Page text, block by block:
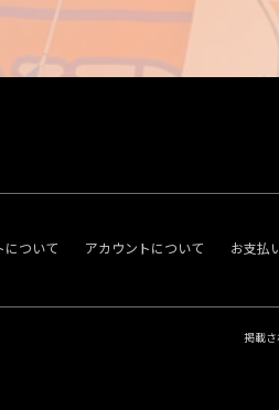
について アカウントについて お支払
掲載さ